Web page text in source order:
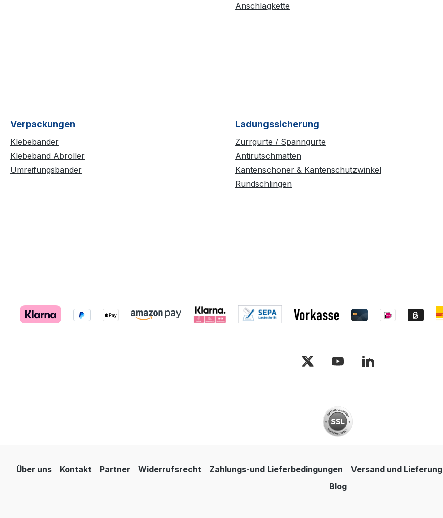
Anschlagkette
Verpackungen
Klebebänder
Klebeband Abroller
Umreifungsbänder
Ladungssicherung
Zurrgurte / Spanngurte
Antirutschmatten
Kantenschoner & Kantenschutzwinkel
Rundschlingen
Über uns Kontakt Partner Widerrufsrecht Zahlungs-und Lieferbedingungen Versand und Lieferung
Blog